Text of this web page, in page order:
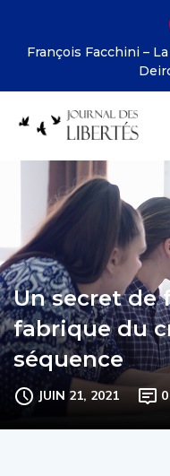
François Facchini –
Un secret de
fabrique du
séquence
JUIN 21, 2021 0